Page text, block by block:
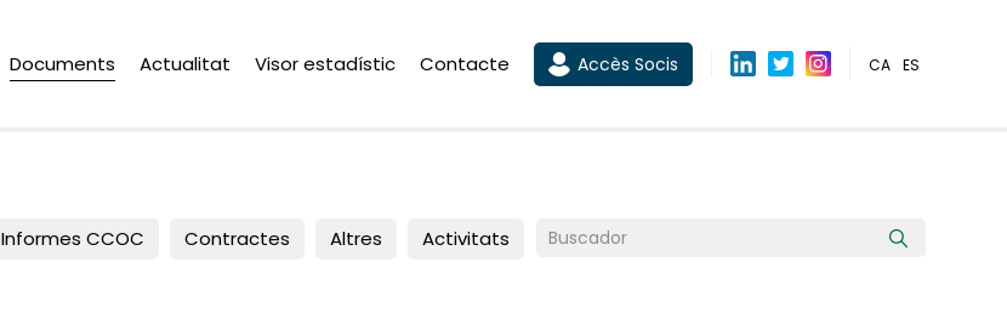
Documents Actualitat Visor estadístic Contacte Accès Socis CA ES
Informes CCOC Contractes Altres Activitats